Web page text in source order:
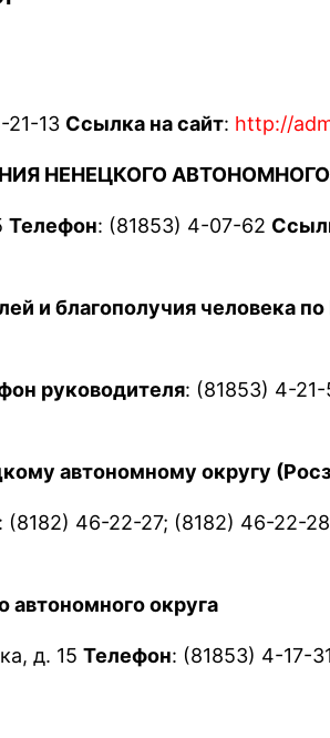
21-13 Ссылка на сайт: http://
НЕНЕЦКОГО
Телефон: (81853) 4-07-62
и благополучия человека
руководителя: (81853) 4-21-
автономному округу
: (8182) 46-22-27; (8182) 46-22-28
автономного округа
д. 15 Телефон: (81853) 4-17-31